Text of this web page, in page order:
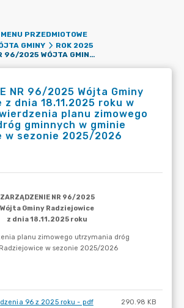
MENU PRZEDMIOTOWE
GMINY
ROK 2025
ZARZĄDZENIE NR 96/2025 WÓJTA GMINY RADZIEJOWICE Z DNIA 18.11.2025 ROKU W SPRAWIE: ZATWIERDZENIA PLANU ZIMOWEGO UTRZYMANIA DRÓG GMINNYCH W GMINIE RADZIEJOWICE W SEZONIE 2025/2026
NR 96/2025 Wójta Gminy
z dnia 18.11.2025 roku w
planu zimowego
gminnych w gminie
w sezonie 2025/2026
96 z 2025 roku - pdf 290.98 KB